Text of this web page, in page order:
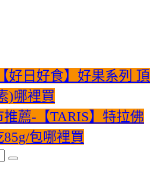
好日好食】好果系列 頂
)哪裡買
薦-【TARIS】特拉佛
包哪裡買